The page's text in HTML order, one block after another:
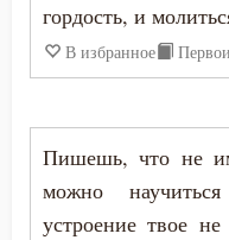
Деньги
Добро
Григорий Палама
Григорий Синаит
Диадох
гордость, и
В избранное
Пишешь, что не
можно
устроение твое